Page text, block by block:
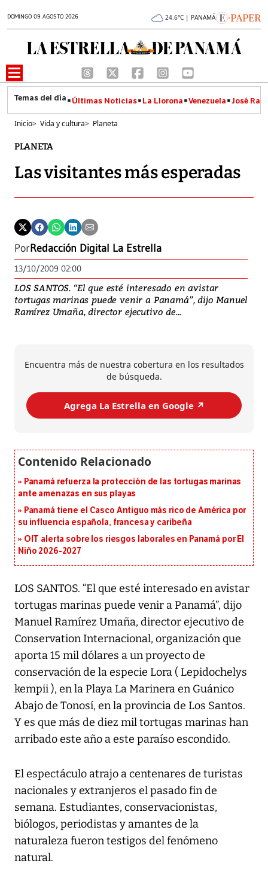
DOMINGO 09 AGOSTO 2026 24.6°C | PANAMÁ
Últimas Noticias La Llorona Venezuela José
Inicio> Vida y cultura> Planeta
PLANETA
Las visitantes más esperadas
PorRedacción Digital La Estrella
13/10/2009 02:00
LOS SANTOS. “El que esté interesado en avistar
tortugas marinas puede venir a Panamá”, dijo Manuel
Ramírez Umaña, director ejecutivo de...
Encuentra más de nuestra cobertura en los resultados
de búsqueda.
Agrega La Estrella en Google ↗️
Panamá refuerza la protección de las tortugas marinas
ante amenazas en sus playas
Panamá tiene el Casco Antiguo más rico de América por
su influencia española, francesa y caribeña
OIT alerta sobre los riesgos laborales en Panamá por El
Niño 2026-2027
LOS SANTOS. “El que esté interesado en avistar
tortugas marinas puede venir a Panamá”, dijo
Manuel Ramírez Umaña, director ejecutivo de
Conservation Internacional, organización que
aporta 15 mil dólares a un proyecto de
conservación de la especie Lora ( Lepidochelys
kempii ), en la Playa La Marinera en Guánico
Abajo de Tonosí, en la provincia de Los Santos.
Y es que más de diez mil tortugas marinas han
arribado este año a este paraíso escondido.
El espectáculo atrajo a centenares de turistas
nacionales y extranjeros el pasado fin de
semana. Estudiantes, conservacionistas,
biólogos, periodistas y amantes de la
naturaleza fueron testigos del fenómeno
natural.